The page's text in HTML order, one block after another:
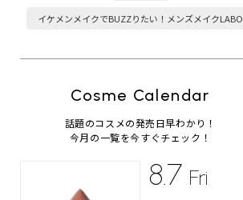
イケメンメイクでBUZZりたい！メンズメイクLABO
Cosme Calendar
話題のコスメの発売日早わかり！
今月の一覧を今すぐチェック！
8.7 Fri